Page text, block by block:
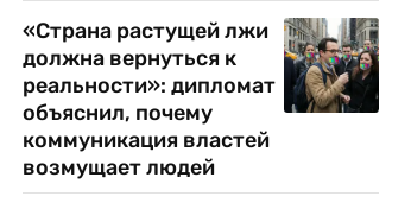
«Страна растущей лжи
должна вернуться к
реальности»: дипломат
объяснил, почему
коммуникация властей
возмущает людей